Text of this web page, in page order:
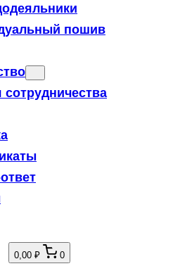
пошив
сотрудничества
0,00 ₽ 0